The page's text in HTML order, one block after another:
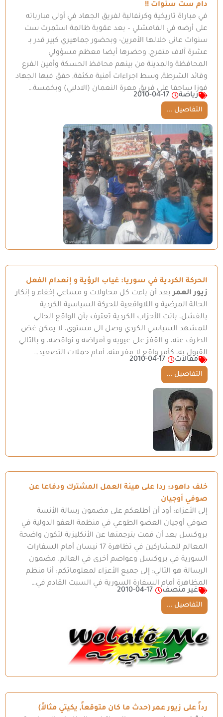
دام ست سنوات !!
في مباراة تاريخية وكرنفالية لفريق الجهاد في أولى مبارياته
على أرضه في القامشلي – بعد عقوبة ظالمة استمرت ست
سنوات عانى خلالها الأمرين- وبحضور جماهيري كبير قدر بـ
عشرة آلاف متفرج, وحضرها أيضا معظم مسؤولي
المحافظة والمدينة من بينهم محافظ الحسكة وأمين الفرع
وقائد الشرطة, وسط اجراءات أمنية مكثفة, حقق فيها الجهاد
فوزا ساحقا على فريق معرة النعمان (الادلبي) وبخمسة…
رياضة
2010-04-17
التفاصيل ...
الحركة الكردية في سوريا: غياب الرؤية و إنعدام الفعل
زيور العمر بعد أن باءت كل محاولات و مساعي إخفاء و إنكار
الحالة المرضية و اللاواقعية للحركة السياسية الكردية
بالفشل، باتت الأحزاب الكردية تعترف بأن الواقع الحالي
للمشهد السياسي الكردي وصل الى مستوى، لا يمكن غض
الطرف عنه، و القفز على عيوبه و أمراضه و نواقصه، و بالتالي
القبول به، كأمر واقع لا مفر منه، أمام حملات التصعيد…
مقالات
2010-04-17
التفاصيل ...
خلف داهود: ردا على هيئة العمل المشترك ودفاعا عن
صوفي أوجيان
إلى الأعزاء: أود أن أطلعكم على مضمون رسالة الأنسة
صوفي أوجيان العضو الطوعي في منظمة العفو الدولية في
بروكسل بعد أن قمت بترجمتها عن الأنكليزية لتكون واضحة
المعالم للمشاركين في تظاهرة 17 نيسان أمام السفارات
السورية في بروكسل وعواصم أخرى في العالم. مضمون
الرسالة هو التالي: إلى جميع الأعزاء لمعلوماتكم: أنا منظم
المظاهرة أمام السفارة السورية في السبت القادم في…
غير منصف
2010-04-17
التفاصيل ...
رداً على زيور عمر (حدث ما كان متوقعاً, يكيتي مثالاً)